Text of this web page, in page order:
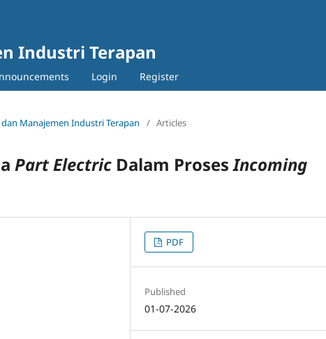
Industri Terapan
Login Register
dan Manajemen Industri Terapan / Articles
Part Electric Dalam ProsesIncoming
PDF
Published
01-07-2026